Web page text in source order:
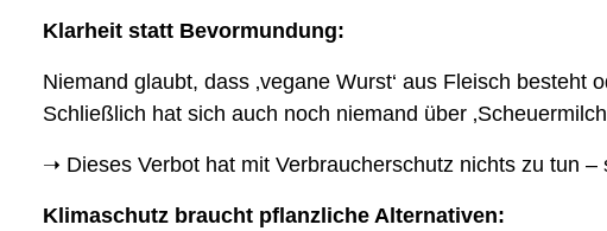
Klarheit statt Bevormundung:
Niemand glaubt, dass ‚vegane Wurst‘ aus Fleisch
Schließlich hat sich auch noch niemand über
➝ Dieses Verbot hat mit Verbraucherschutz nichts zu tun –
Klimaschutz braucht pflanzliche Alternativen: